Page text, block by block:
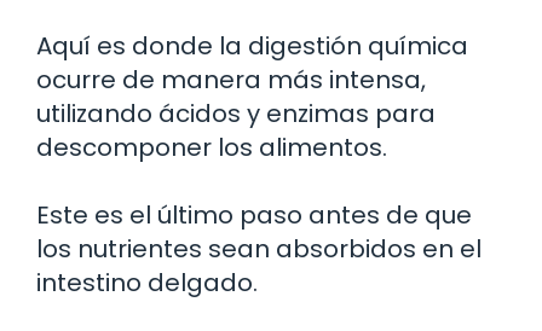
Aquí es donde la digestión química
ocurre de manera más intensa,
utilizando ácidos y enzimas para
descomponer los alimentos.
Este es el último paso antes de que
los nutrientes sean absorbidos en el
intestino delgado.